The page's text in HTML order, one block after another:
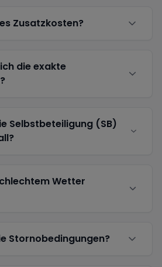
Zusatzkosten?
die exakte
Selbstbeteiligung (SB)
Wetter
Stornobedingungen?